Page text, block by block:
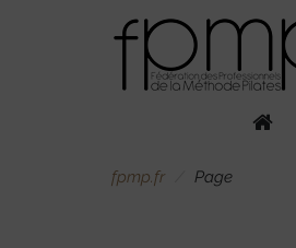
fpmp.fr Page